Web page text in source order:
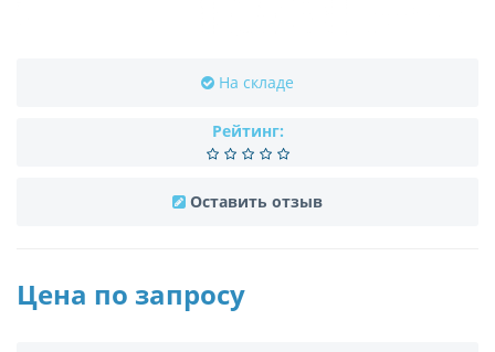
На складе
Рейтинг:
Оставить отзыв
Цена по запросу